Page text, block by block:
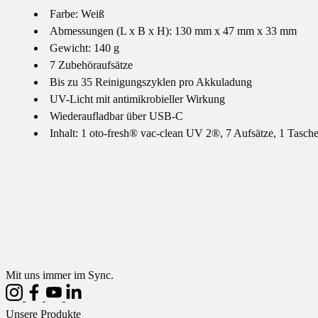
Farbe: Weiß
Abmessungen (L x B x H): 130 mm x 47 mm x 33 mm
Gewicht: 140 g
7 Zubehöraufsätze
Bis zu 35 Reinigungszyklen pro Akkuladung
UV-Licht mit antimikrobieller Wirkung
Wiederaufladbar über USB-C
Inhalt: 1 oto-fresh® vac-clean UV 2®, 7 Aufsätze, 1 Tasche
Mit uns immer im Sync.
Unsere Produkte